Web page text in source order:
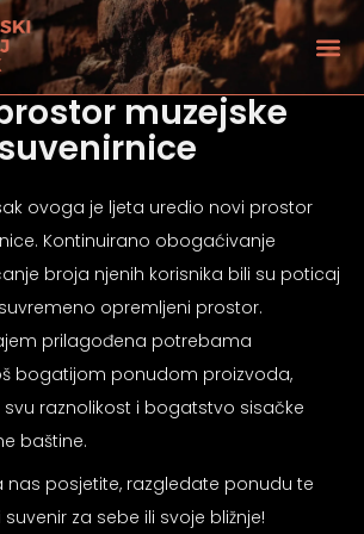
muzejske
ovoga je ljeta uredio novi prostor
Kontinuirano obogaćivanje
broja njenih korisnika bili su poticaj
opremljeni prostor.
prilagođena potrebama
bogatijom ponudom proizvoda,
raznolikost i bogatstvo sisačke
baštine.
nas posjetite, razgledate ponudu te
za sebe ili svoje bližnje!